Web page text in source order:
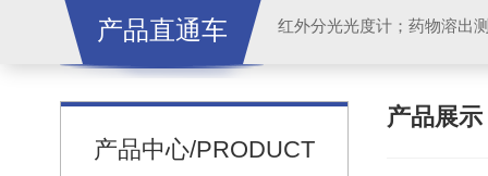
产品直通车 红外分光光度计；药物溶出
产品中心/PRODUCT
产品展示